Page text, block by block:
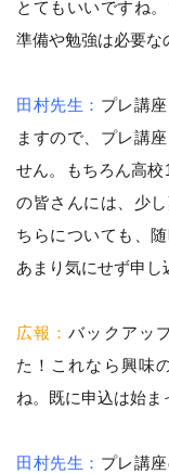
とてもいいですね
準備や勉強は必要な
田村先生： プレ講
ますので、プレ講
せん。もちろん高
の皆さんには、少
ちらについても、
あまり気にせず申し
広報：バックアッ
た！これなら興味
ね。既に申込は始ま
田村先生： プレ講